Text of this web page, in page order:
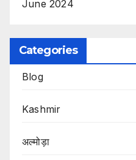
June 2024
Categories
Blog
Kashmir
अल्मोड़ा